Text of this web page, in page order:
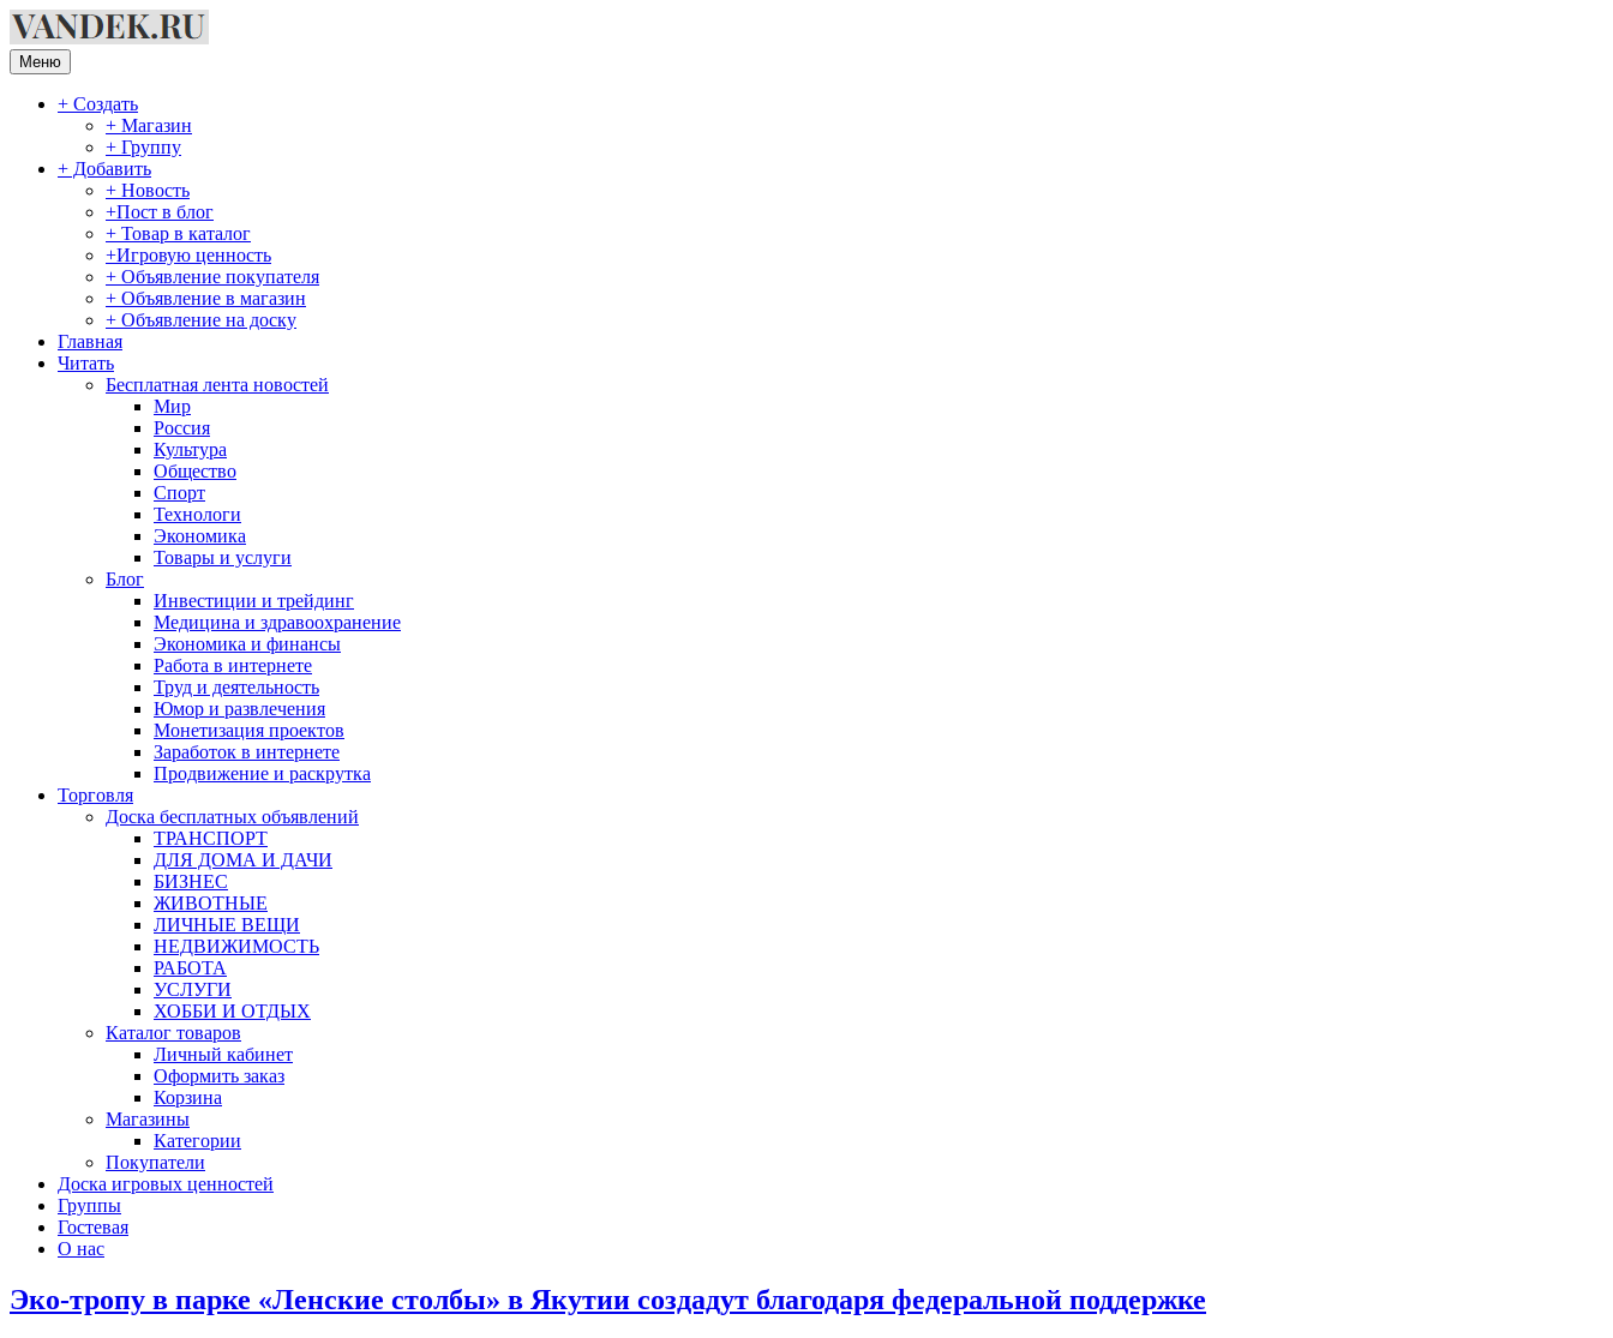
Перейти
к
содержимому
Меню
+ Создать
+ Магазин
+ Группу
+ Добавить
+ Новость
+Пост в блог
+ Товар в каталог
+Игровую ценность
+ Объявление покупателя
+ Объявление в магазин
+ Объявление на доску
Главная
Читать
Бесплатная лента новостей
Мир
Россия
Культура
Общество
Спорт
Технологи
Экономика
Товары и услуги
Блог
Инвестиции и трейдинг
Медицина и здравоохранение
Экономика и финансы
Работа в интернете
Труд и деятельность
Юмор и развлечения
Монетизация проектов
Заработок в интернете
Продвижение и раскрутка
Торговля
Доска бесплатных объявлений
ТРАНСПОРТ
ДЛЯ ДОМА И ДАЧИ
БИЗНЕС
ЖИВОТНЫЕ
ЛИЧНЫЕ ВЕЩИ
НЕДВИЖИМОСТЬ
РАБОТА
УСЛУГИ
ХОББИ И ОТДЫХ
Каталог товаров
Личный кабинет
Оформить заказ
Корзина
Магазины
Категории
Покупатели
Доска игровых ценностей
Группы
Гостевая
О нас
Эко-тропу в парке «Ленские столбы» в Якутии создадут благодаря федеральной поддержке